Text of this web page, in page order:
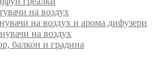
на воздух
на воздух и арома дифузери
на воздух
балкон и градина